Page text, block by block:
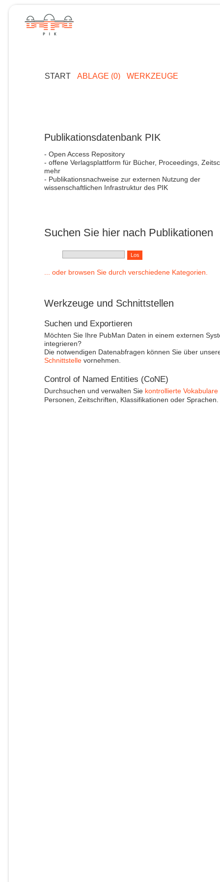
START ABLAGE (0) WERKZEUGE
Publikationsdatenbank PIK
- Open Access Repository
- offene Verlagsplattform für Bücher, Proceedings,
mehr
- Publikationsnachweise zur externen Nutzung der
wissenschaftlichen Infrastruktur des PIK
Suchen Sie hier nach Publikationen
... oder browsen Sie durch verschiedene Kategorien.
Werkzeuge und Schnittstellen
Suchen und Exportieren
Möchten Sie Ihre PubMan Daten in einem externen
integrieren?
Die notwendigen Datenabfragen können Sie über
Schnittstellevornehmen.
Control of Named Entities (CoNE)
Durchsuchen und verwalten Sie kontrollierte Vokabulare
Personen, Zeitschriften, Klassifikationen oder Sprachen.